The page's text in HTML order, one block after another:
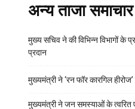
अन्य ताजा समाचार
मुख्य सचिव ने की विभिन्न विभागों के
प्रदान
मुख्यमंत्री ने ‘रन फॉर कारगिल
मुख्यमंत्री ने जन समस्याओं के त्वरित